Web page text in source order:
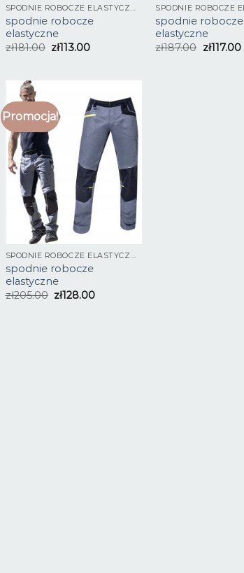
SPODNIE ROBOCZE ELASTYCZNE
spodnie robocze
elastyczne
zł181.00 zł113.00
spodnie robocze
elastyczne
zł187.00 zł117.00
Promocja!
SPODNIE ROBOCZE ELASTYCZNE
spodnie robocze
elastyczne
zł205.00 zł128.00